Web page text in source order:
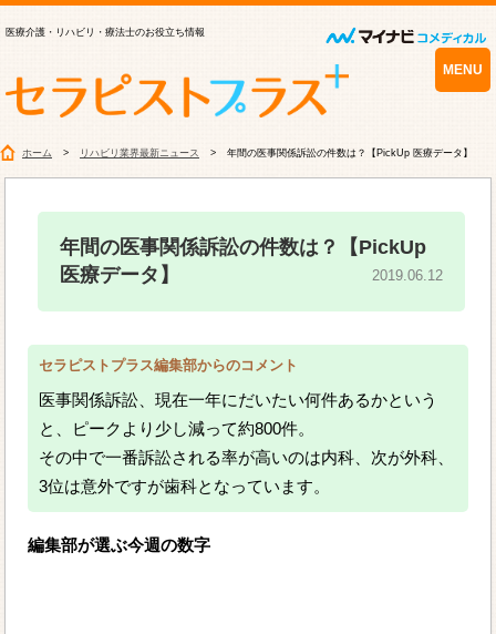
医療介護・リハビリ・療法士のお役立ち情報
MENU
ホーム リハビリ業界最新ニュース 年間の医事関係訴訟の件数は？【PickUp 医療データ】
年間の医事関係訴訟の件数は？【PickUp
医療データ】
2019.06.12
セラピストプラス編集部からのコメント
医事関係訴訟、現在一年にだいたい何件あるかという
と、ピークより少し減って約800件。
その中で一番訴訟される率が高いのは内科、次が外科、
3位は意外ですが歯科となっています。
編集部が選ぶ今週の数字